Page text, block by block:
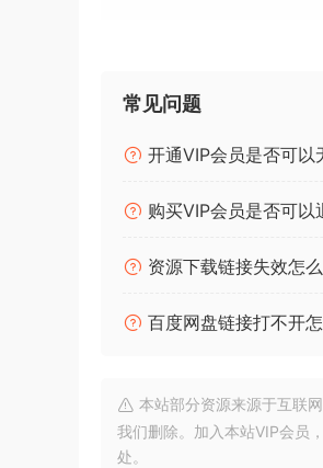
将这些人声与我们专业且
Rawstyle 人声。
包含： 656 文件 / 974 MB
•总共 44 个 Hype Vocals
•每个人声都以 3 个镜头和
•每个人声在干湿
•10 个完整的鼓循环（+词
•30 人声单镜头
•40 个 MIDI（用于构建和
常见问题
开通VIP会员是否可以
购买VIP会员是否可以
资源下载链接失效怎
百度网盘链接打不开
本站部分资源来源于互联
我们删除。加入本站VIP会员
处。